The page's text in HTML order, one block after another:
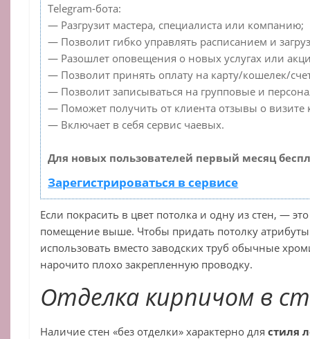
Telegram-бота:
— Разгрузит мастера, специалиста или компанию;
— Позволит гибко управлять расписанием и
— Разошлет оповещения о новых услугах или
— Позволит принять оплату на карту/кошелек/
— Позволит записываться на групповые и
— Поможет получить от клиента отзывы о визите
— Включает в себя сервис чаевых.
Для новых пользователей первый месяц
Зарегистрироваться в сервисе
Если покрасить в цвет потолка и одну из стен, —
помещение выше. Чтобы придать потолку
использовать вместо заводских труб обычные
нарочито плохо закрепленную проводку.
Отделка кирпичом в
Наличие стен «без отделки» характерно длястиля